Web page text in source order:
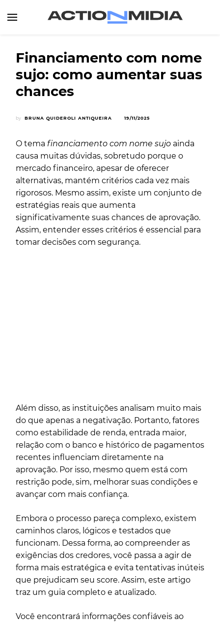
Financiamento com nome
sujo: como aumentar suas
chances
by BRUNA QUIDEROLI ANTIQUEIRA 19/11/2025
O tema financiamento com nome sujo ainda
causa muitas dúvidas, sobretudo porque o
mercado financeiro, apesar de oferecer
alternativas, mantém critérios cada vez mais
rigorosos. Mesmo assim, existe um conjunto de
estratégias reais que aumenta
significativamente suas chances de aprovação.
Assim, entender esses critérios é essencial para
tomar decisões com segurança.
Além disso, as instituições analisam muito mais
do que apenas a negativação. Portanto, fatores
como estabilidade de renda, entrada maior,
relação com o banco e histórico de pagamentos
recentes influenciam diretamente na
aprovação. Por isso, mesmo quem está com
restrição pode, sim, melhorar suas condições e
avançar com mais confiança.
Embora o processo pareça complexo, existem
caminhos claros, lógicos e testados que
funcionam. Dessa forma, ao compreender as
exigências dos credores, você passa a agir de
forma mais estratégica e evita tentativas inúteis
que prejudicam seu score. Assim, este artigo
traz um guia completo e atualizado.
Você encontrará informações confiáveis ao